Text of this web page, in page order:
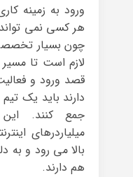
ورود به زمینه
هر کسی نمی
چون بسیار تخصصی
لازم است تا
قصد ورود و
دارند باید یک
جمع کنند.
میلیاردرهای
بالا می رود و
هم دارند.